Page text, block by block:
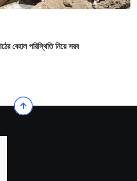
পরিস্থিতি নিয়ে সরব